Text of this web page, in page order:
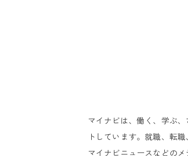
マイナビは、働く、学ぶ
トしています。就職、転
マイナビニュースなどの